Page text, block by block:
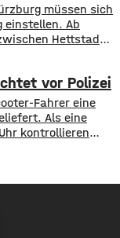
müssen sich
einstellen. Ab
Hettstadt
erneuert
Risse und
Entwässerung
unter
vor Polizei
Fahrer eine
Als eine
kontrollieren